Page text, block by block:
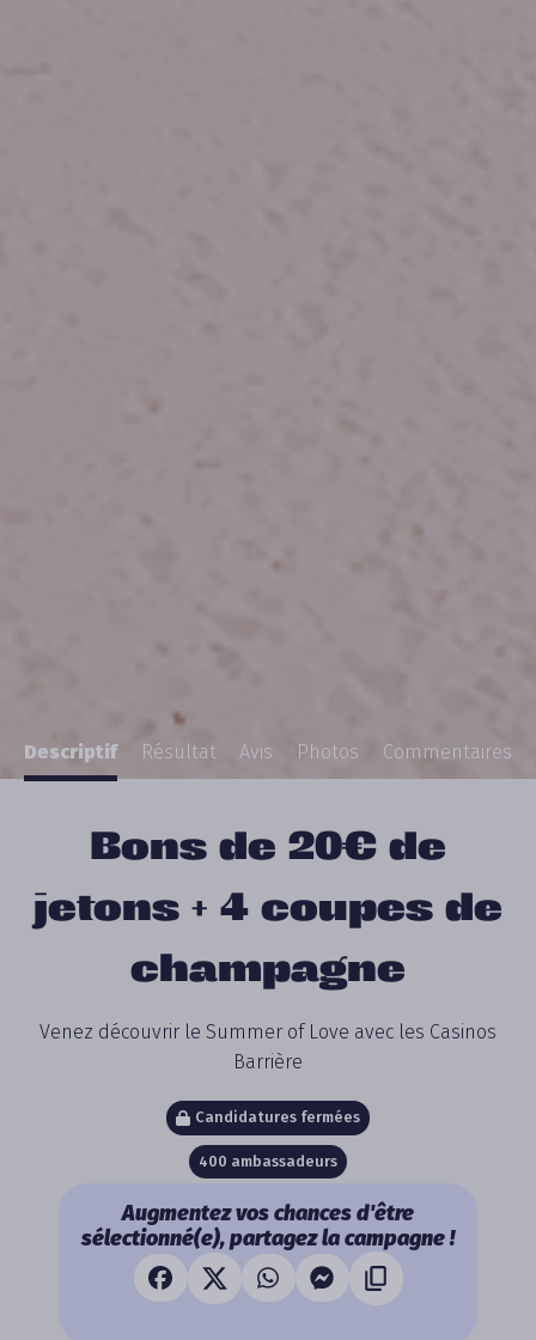
Descriptif Résultat Avis Photos Commentaires
Bons de 20€ de
jetons + 4 coupes de
champagne
Venez découvrir le Summer of Love avec les Casinos
Barrière
Candidatures fermées
400 ambassadeurs
Augmentez vos chances d'être
sélectionné(e), partagez la campagne !